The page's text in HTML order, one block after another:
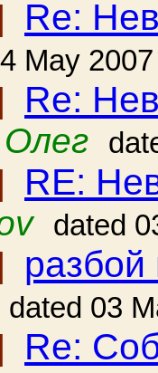
Re:
May 2007
Re:
RE:
dated
dated 03
Re: